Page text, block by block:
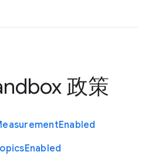
政策
Enabled
Enabled